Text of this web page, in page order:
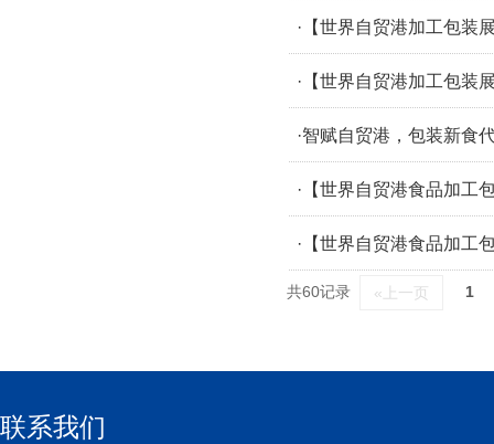
·【世界自贸港加工包装
·【世界自贸港加工包装
·智赋自贸港，包装新
·【世界自贸港食品加工
·【世界自贸港食品加工
共60记录 «上一页 1
联系我们